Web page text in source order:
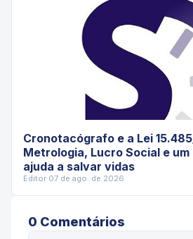
Cronotacógrafo e a Lei
Metrologia, Lucro Social e
ajuda a salvar vidas
Editor·07 de ago. de 2026
0 Comentários